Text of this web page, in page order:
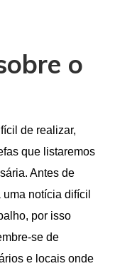
o
de realizar,
que listaremos
Antes de
notícia difícil
por isso
se de
e locais onde